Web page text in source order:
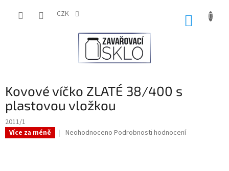
CZK
Kovové víčko ZLATÉ 38/400 s
plastovou vložkou
2011/1
Více za méně
Průměrné
Neohodnoceno Podrobnosti hodnocení